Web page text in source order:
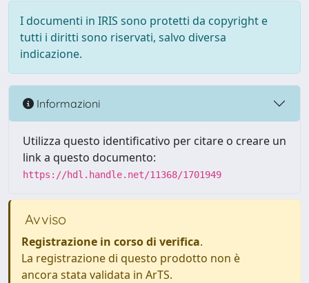
I documenti in IRIS sono protetti da copyright e
tutti i diritti sono riservati, salvo diversa
indicazione.
Informazioni
Utilizza questo identificativo per citare o creare un
link a questo documento:
https://hdl.handle.net/11368/1701949
Avviso
Registrazione in corso di verifica.
La registrazione di questo prodotto non è
ancora stata validata in ArTS.